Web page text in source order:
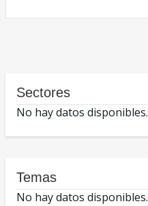
Sectores
No hay datos disponibles.
Temas
No hay datos disponibles.